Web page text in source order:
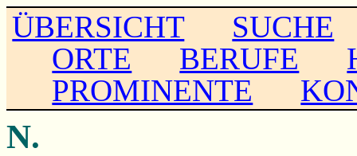
ÜBERSICHT
SUCHE
ORTE
BERUFE
PROMINENTE
N.